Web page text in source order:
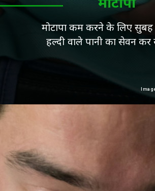
मोटापा कम करने के लिए
हल्दी वाले पानी का सेवन